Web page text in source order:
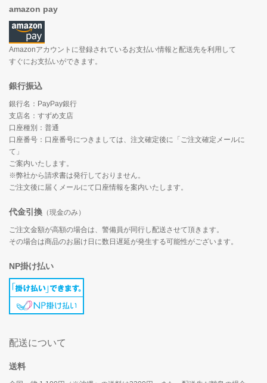
amazon pay
Amazonアカウントに登録されているお支払い情報と配送先を利用して
すぐにお支払いができます。
銀行振込
銀行名：PayPay銀行
支店名：すずめ支店
口座種別：普通
口座番号：口座番号につきましては、注文確定後に「ご注文確定メールに
て」
ご案内いたします。
※弊社から請求書は発行しておりません。
ご注文後に届くメールにて口座情報を案内いたします。
代金引換 （現金のみ）
ご注文金額が高額の場合は、警備員が同行し配送させて頂きます。
その場合は商品のお届け日に数日遅延が発生する可能性がございます。
NP掛け払い
配送について
送料